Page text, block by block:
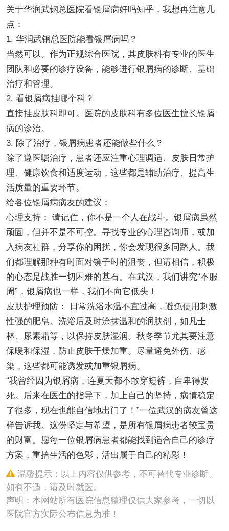
关于华润武钢总医院看银屑病好吗知乎，我想再注意几
点：
1. 华润武钢总医院能看银屑病吗？
当然可以。作为正规综合医院，其皮肤科有专业的医生
团队和必要的诊疗设备，能够进行银屑病的诊断、基础
治疗和管理。
2. 看银屑病挂哪个科？
直接挂皮肤科即可。医院的皮肤科有多位医生擅长银屑
病的诊治。
3. 除了治疗，银屑病患者还能做些什么？
除了遵医嘱治疗，患者还应注重心理调适、皮肤日常护
理、健康饮食和适度运动，这些都是辅助治疗、提高生
活质量的重要环节。
给各位银屑病病友的建议：
心理支持： 请记住，你不是一个人在战斗。银屑病虽然
顽固，但并不是不可控。寻找专业的心理咨询师，或加
入病友社群，分享你的困扰，你会发现很多同路人。我
们都理解那种有时面对镜子时的沮丧，但请相信，积极
的心态是战胜一切困难的基石。在武汉，我们讲究“不服
周”，银屑病也一样，我们不向它低头！
皮肤护理预防： 日常洗浴水温不宜过高，避免使用刺激
性强的肥皂。洗浴后及时涂抹温和的润肤剂，如凡士
林、尿素霜等，以保持皮肤湿润。秋冬季节尤其要注意
保暖和保湿，防止皮肤干燥加重。尽量避免外伤、感
染，这些都可能诱发或加重银屑病。
“我曾经因为银屑病，连夏天都不敢穿短裤，自卑得要
死。后来在医生的指导下，加上自己的坚持，病情稳定
了很多，现在也能自信地出门了！”一位武汉的病友曾这
样告诉我。这份坚定与希望，是所有银屑病患者较宝贵
的财富。愿每一位银屑病患者都能找到适合自己的诊疗
方案，重拾生活的色彩，活出属于自己的精彩！
温馨提示：以上内容仅供参考，不可替代专业诊断。
如有不适，请及时就医。
声明：本网站所有医院信息整理仅供大家参考，一切以
医院官方实际公布信息为准！